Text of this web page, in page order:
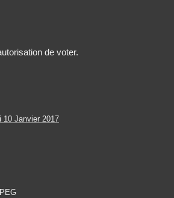
de voter.
10 Janvier 2017